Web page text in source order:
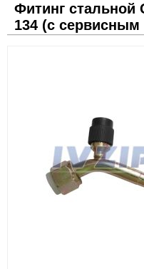
Фитинг стальной
134 (с сервисным